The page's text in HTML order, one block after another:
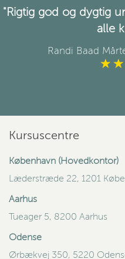
"Rigtig god og dygtig
alle
Randi Baad
Kursuscentre
København (Hovedkontor)
Læderstræde 22, 1201
Aarhus
Tueager 5, 8200 Aarhus
Odense
Ørbækvej 350, 5220